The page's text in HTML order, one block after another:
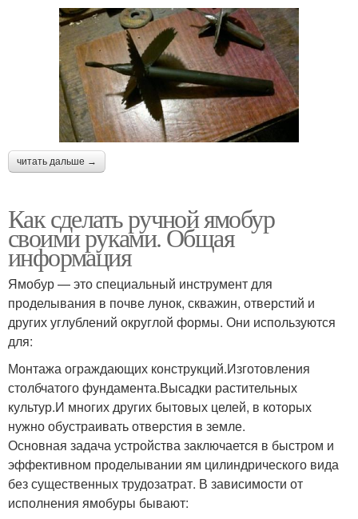
читать дальше →
Как сделать ручной ямобур
своими руками. Общая
информация
Ямобур — это специальный инструмент для
проделывания в почве лунок, скважин, отверстий и
других углублений округлой формы. Они используются
для:
Монтажа ограждающих конструкций.Изготовления
столбчатого фундамента.Высадки растительных
культур.И многих других бытовых целей, в которых
нужно обустраивать отверстия в земле.
Основная задача устройства заключается в быстром и
эффективном проделывании ям цилиндрического вида
без существенных трудозатрат. В зависимости от
исполнения ямобуры бывают: